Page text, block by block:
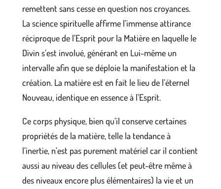
remettent sans cesse en question nos croyances.
La science spirituelle affirme l’immense attirance
réciproque de l’Esprit pour la Matière en laquelle le
Divin s’est involué, générant en Lui-même un
intervalle afin que se déploie la manifestation et la
création. La matière est en fait le lieu de l’éternel
Nouveau, identique en essence à l’Esprit.
Ce corps physique, bien qu’il conserve certaines
propriétés de la matière, telle la tendance à
l’inertie, n’est pas purement matériel car il contient
aussi au niveau des cellules (et peut-être même à
des niveaux encore plus élémentaires) la vie et un